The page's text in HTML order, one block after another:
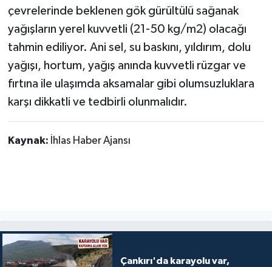
çevrelerinde beklenen gök gürültülü sağanak
yağışların yerel kuvvetli (21-50 kg/m2) olacağı
tahmin ediliyor. Ani sel, su baskını, yıldırım, dolu
yağışı, hortum, yağış anında kuvvetli rüzgar ve
fırtına ile ulaşımda aksamalar gibi olumsuzluklara
karşı dikkatli ve tedbirli olunmalıdır.
Kaynak: İhlas Haber Ajansı
Çankırı'da karayolu var,